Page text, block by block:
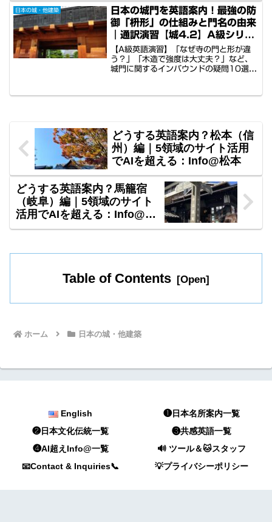
の置き換えではなく、ゲストを唸らせる
「なぜその素材なのか」の合理的ロジッ
クが伝わります。
日本の城・他建築
日本の城門を英語案内！最強の防
御「枡形」の仕組みと門名の由来
｜通訳演習【城4.2】A級シリー
ズ
【A級英語演習】「なぜ寺の門と形が違
う？」「木造で強度は大丈夫？」など、
城門に関するインバウンドの疑問10選に
門扉、櫓からの石落としといった実戦的
どうする英語案内？松本（信
州）編｜5領域のサイト活用
でAIを超える：Info@松本
どうする英語案内？馬籠宿
（岐阜）編｜5領域のサイト
活用でAIを超える：Info@岐
阜
Table of Contents
ホーム 日本の城・他建築
English
❶日本名所案内一覧
❷日本文化伝統一覧
❸共感英語一覧
❹AI超えInfo@一覧
🔊 ツール＆🐱スタッフ
📧Contact & Inquiries📞
💡プライバシーポリシー